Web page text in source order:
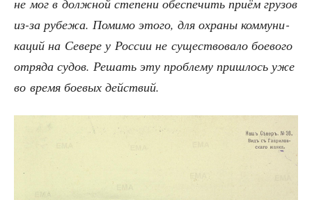
не мог в долж­ной сте­пе­ни обес­пе­чить при­ём гру­зов
из-за рубе­жа. Поми­мо это­го, для охра­ны ком­му­ни­
ка­ций на Севе­ре у Рос­сии не суще­ство­ва­ло бое­во­го
отря­да судов. Решать эту про­бле­му при­шлось уже
во вре­мя бое­вых действий.